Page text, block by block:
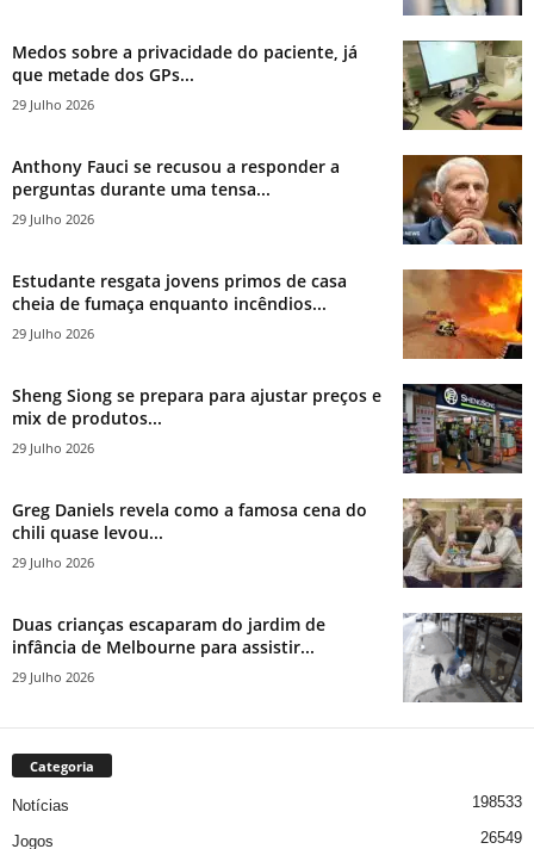
Medos sobre a privacidade do paciente, já
que metade dos GPs...
29 Julho 2026
Anthony Fauci se recusou a responder a
perguntas durante uma tensa...
29 Julho 2026
Estudante resgata jovens primos de casa
cheia de fumaça enquanto incêndios...
29 Julho 2026
Sheng Siong se prepara para ajustar preços e
mix de produtos...
29 Julho 2026
Greg Daniels revela como a famosa cena do
chili quase levou...
29 Julho 2026
Duas crianças escaparam do jardim de
infância de Melbourne para assistir...
29 Julho 2026
Categoria
Notícias 198533
Jogos 26549